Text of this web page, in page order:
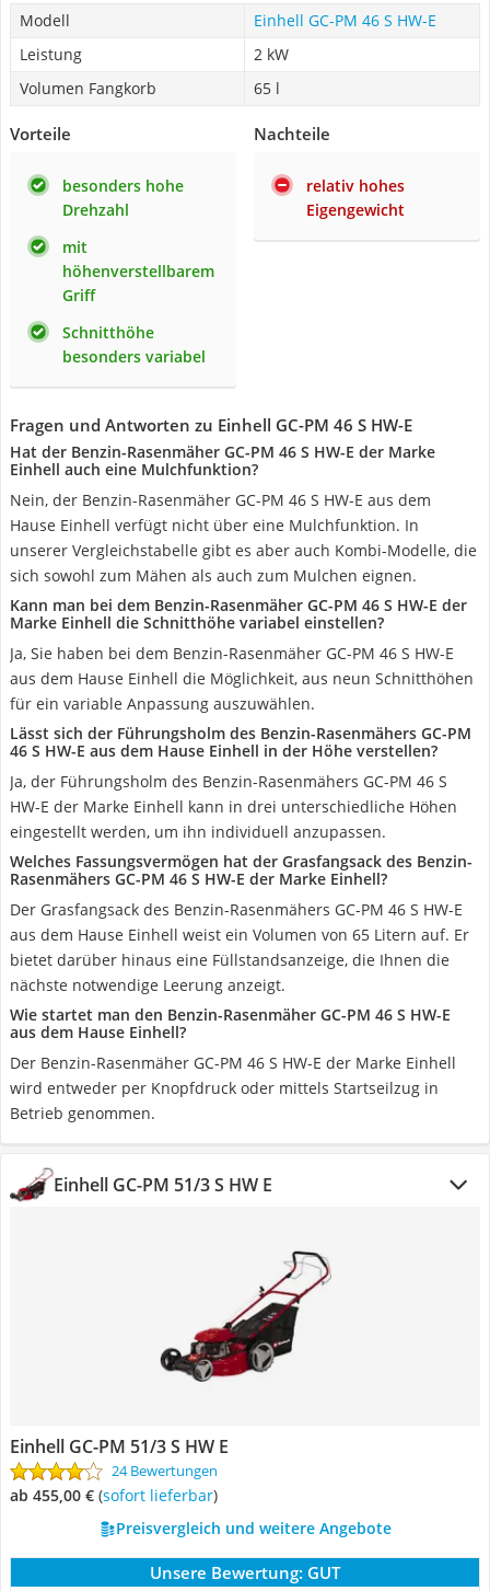
Modell
Einhell GC-PM 46 S HW-E
Leistung
2 kW
Volumen Fangkorb
65 l
Vorteile
besonders hohe
Drehzahl
mit
höhenverstellbarem
Griff
Schnitthöhe
besonders variabel
Nachteile
relativ hohes
Eigengewicht
Fragen und Antworten zu Einhell GC-PM 46 S HW-E
Hat der Benzin-Rasenmäher GC-PM 46 S HW-E der Marke
Einhell auch eine Mulchfunktion?
Nein, der Benzin-Rasenmäher GC-PM 46 S HW-E aus dem
Hause Einhell verfügt nicht über eine Mulchfunktion. In
unserer Vergleichstabelle gibt es aber auch Kombi-Modelle, die
sich sowohl zum Mähen als auch zum Mulchen eignen.
Kann man bei dem Benzin-Rasenmäher GC-PM 46 S HW-E der
Marke Einhell die Schnitthöhe variabel einstellen?
Ja, Sie haben bei dem Benzin-Rasenmäher GC-PM 46 S HW-E
aus dem Hause Einhell die Möglichkeit, aus neun Schnitthöhen
für ein variable Anpassung auszuwählen.
Lässt sich der Führungsholm des Benzin-Rasenmähers GC-PM
46 S HW-E aus dem Hause Einhell in der Höhe verstellen?
Ja, der Führungsholm des Benzin-Rasenmähers GC-PM 46 S
HW-E der Marke Einhell kann in drei unterschiedliche Höhen
eingestellt werden, um ihn individuell anzupassen.
Welches Fassungsvermögen hat der Grasfangsack des Benzin-
Rasenmähers GC-PM 46 S HW-E der Marke Einhell?
Der Grasfangsack des Benzin-Rasenmähers GC-PM 46 S HW-E
aus dem Hause Einhell weist ein Volumen von 65 Litern auf. Er
bietet darüber hinaus eine Füllstandsanzeige, die Ihnen die
nächste notwendige Leerung anzeigt.
Wie startet man den Benzin-Rasenmäher GC-PM 46 S HW-E
aus dem Hause Einhell?
Der Benzin-Rasenmäher GC-PM 46 S HW-E der Marke Einhell
wird entweder per Knopfdruck oder mittels Startseilzug in
Betrieb genommen.
Einhell GC-PM 51/3 S HW E
Einhell GC-PM 51/3 S HW E
24 Bewertungen
ab 455,00 € ( Sofort lieferbar)
Preisvergleich und weitere Angebote
Unsere Bewertung: GUT